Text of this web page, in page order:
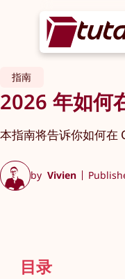
指南
2026 年如何
本指南将告诉你如何在
by Vivien
目录